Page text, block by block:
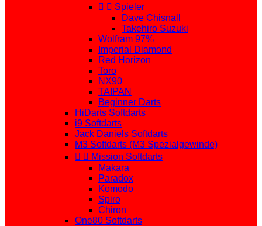
  Spieler
Dave Chisnall
Takehiro Suzuki
Wolfram 97%
Imperial Diamond
Red Horizon
Toro
NX90
TAIPAN
Beginner Darts
HiDarts Softdarts
i9 Softdarts
Jack Daniels Softdarts
M3 Softdarts (M3 Spezialgewinde)
  Mission Softdarts
Makara
Paradox
Komodo
Spiro
Chiron
One80 Softdarts